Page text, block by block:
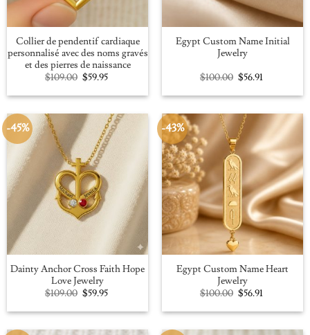
Collier de pendentif cardiaque
personnalisé avec des noms gravés
et des pierres de naissance
$109.00 Original
price
was:
$59.95Current
is:
Egypt Custom Name Initial
Jewelry
$100.00 Original
price
was:
$56.91Current
is:
-45%
Dainty Anchor Cross Faith Hope
Love Jewelry
$109.00 Original
price
was:
$59.95Current
is:
-43%
Egypt Custom Name Heart
Jewelry
$100.00 Original
price
was:
$56.91Current
is: